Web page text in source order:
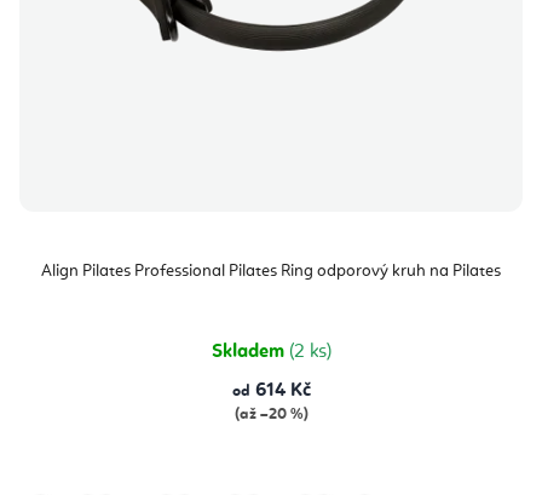
Align Pilates Professional Pilates Ring odporový kruh na Pilates
Skladem (2 ks)
od 614 Kč
(až –20 %)